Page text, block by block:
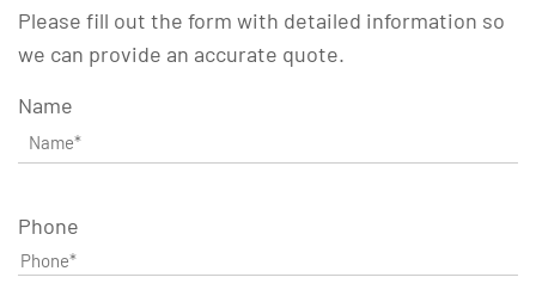
Please fill out the form with detailed information so
we can provide an accurate quote.
Name
Phone